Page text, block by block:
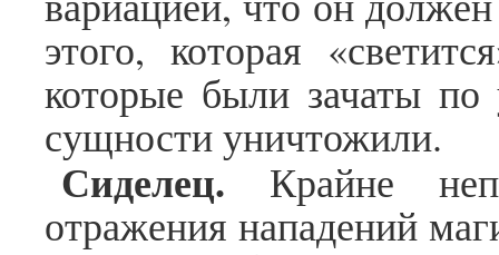
этого, которая
которые были зачаты по
сущности уничтожили.
Сиделец. Крайне
отражения нападений